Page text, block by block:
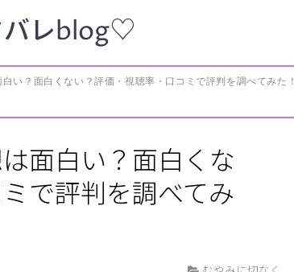
バレblog♡
白い？面白くない？評価・視聴率・口コミで評判を調べてみた！
面白い？面白くな
で評判を調べてみ